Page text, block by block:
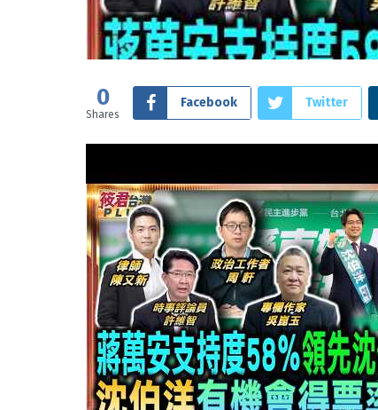
0
Shares
Facebook Twitter